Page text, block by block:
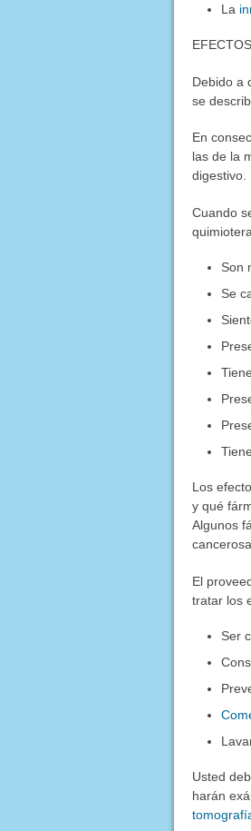
La
Debido a
se
En
las de la
digestivo.
Cuando
Son
Se
Los
y qué
Algunos
El
tratar los
Ser
Usted
harán